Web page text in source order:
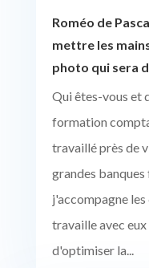
Roméo de
mettre les
photo qui sera
Qui êtes-vous et
formation
travaillé près de
grandes
j'accompagne
travaille avec
d'optimiser la...